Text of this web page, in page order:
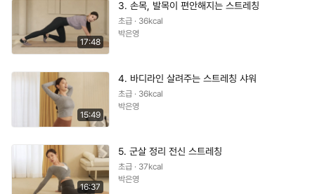
17:48
3. 손목, 발목이 편안해지는 스트레칭
초급 · 36kcal
박은영
15:49
4. 바디라인 살려주는 스트레칭 샤워
초급 · 36kcal
박은영
16:37
5. 군살 정리 전신 스트레칭
초급 · 37kcal
박은영